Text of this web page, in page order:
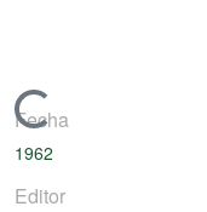
Cargando...
Fecha
1962
Editor